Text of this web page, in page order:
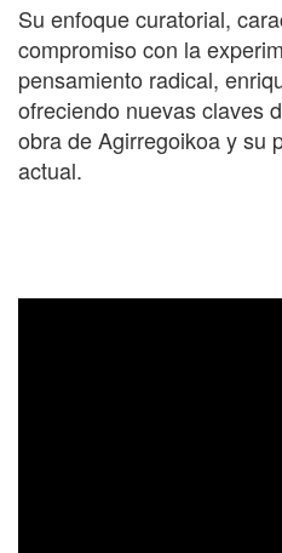
Su enfoque curatorial,
compromiso con la
pensamiento radical,
ofreciendo nuevas claves
obra de Agirregoikoa y su
actual.